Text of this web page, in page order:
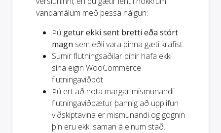
vandamálum með þessa nálgun:
Þú getur ekki sent bretti eða stórt
magn sem eðli vara þinna gæti krafist.
Sumir flutningsaðilar þínir hafa ekki
sína eigin WooCommerce
flutningaviðbót.
Þú ert að nota margar mismunandi
flutningaviðbætur þannig að upplifun
viðskiptavina er mismunandi og gögnin
þín eru ekki saman á einum stað.